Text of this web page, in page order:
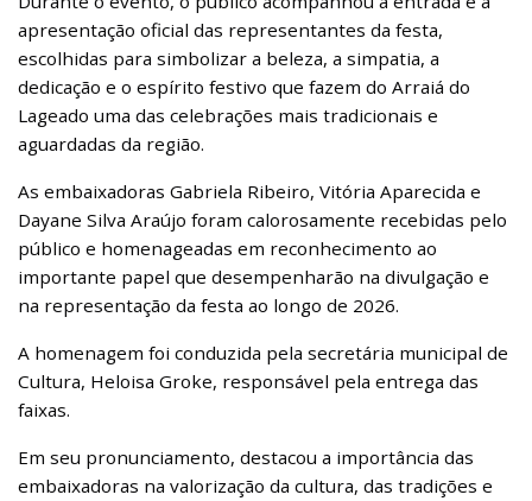
apresentação oficial das representantes da festa,
escolhidas para simbolizar a beleza, a simpatia, a
dedicação e o espírito festivo que fazem do Arraiá do
Lageado uma das celebrações mais tradicionais e
aguardadas da região.
As embaixadoras Gabriela Ribeiro, Vitória Aparecida e
Dayane Silva Araújo foram calorosamente recebidas pelo
público e homenageadas em reconhecimento ao
importante papel que desempenharão na divulgação e
na representação da festa ao longo de 2026.
A homenagem foi conduzida pela secretária municipal de
Cultura, Heloisa Groke, responsável pela entrega das
faixas.
Em seu pronunciamento, destacou a importância das
embaixadoras na valorização da cultura, das tradições e